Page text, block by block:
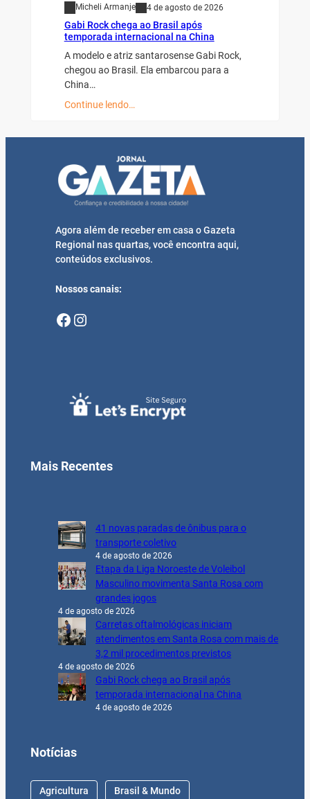
Micheli Armanje 4 de agosto de 2026
Gabi Rock chega ao Brasil após
temporada internacional na China
A modelo e atriz santarosense Gabi Rock,
chegou ao Brasil. Ela embarcou para a
China…
Continue lendo…
Agora além de receber em casa o Gazeta
Regional nas quartas, você encontra aqui,
conteúdos exclusivos.
Nossos canais:
Facebook Instagram
Mais Recentes
41 novas paradas de ônibus para o
transporte coletivo
4 de agosto de 2026
Etapa da Liga Noroeste de Voleibol
Masculino movimenta Santa Rosa com
grandes jogos
4 de agosto de 2026
Carretas oftalmológicas iniciam
atendimentos em Santa Rosa com mais de
3,2 mil procedimentos previstos
4 de agosto de 2026
Gabi Rock chega ao Brasil após
temporada internacional na China
4 de agosto de 2026
Notícias
Agricultura Brasil & Mundo